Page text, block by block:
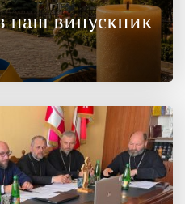
наш випускник